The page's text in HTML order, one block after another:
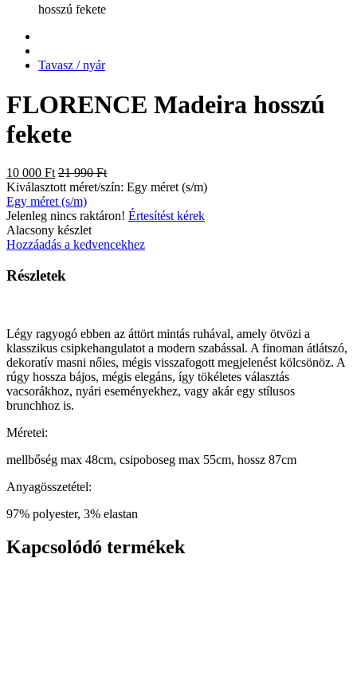
Tavasz / nyár
FLORENCE Madeira hosszú
fekete
10 000 Ft 21 990 Ft
Kiválasztott méret/szín: Egy méret (s/m)
Egy méret (s/m)
Jelenleg nincs raktáron! Értesítést kérek
Alacsony készlet
Hozzáadás a kedvencekhez
Részletek
Légy ragyogó ebben az áttört mintás ruhával, amely ötvözi a
klasszikus csipkehangulatot a modern szabással. A finoman átlátszó,
dekoratív masni nőies, mégis visszafogott megjelenést kölcsönöz. A
rúgy hossza bájos, mégis elegáns, így tökéletes választás
vacsorákhoz, nyári eseményekhez, vagy akár egy stílusos
brunchhoz is.
Méretei:
mellbőség max 48cm, csipoboseg max 55cm, hossz 87cm
Anyagösszetétel:
97% polyester, 3% elastan
Kapcsolódó termékek